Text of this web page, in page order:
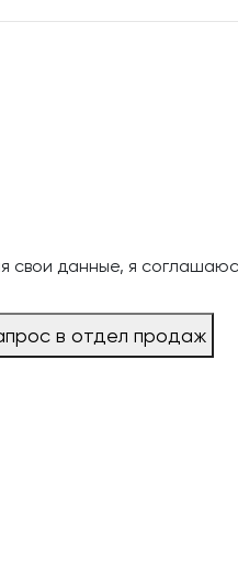
свои данные, я
в отдел продаж